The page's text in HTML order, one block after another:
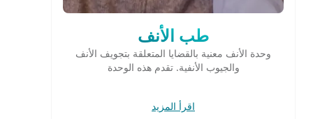
طب الأنف
وحدة الأنف معنية بالقضايا المتعلقة بتجويف الأنف
والجيوب الأنفية. تقدم هذه الوحدة
اقرأ المزيد